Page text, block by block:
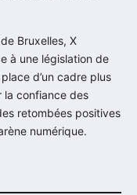
Bruxelles, X
à une législation de
d’un cadre plus
la confiance des
retombées positives
numérique.